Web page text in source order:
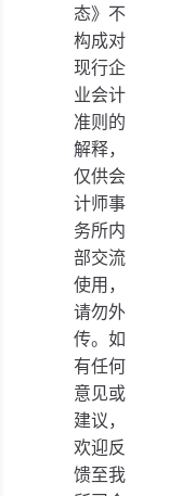
态》不
构成对
现行企
业会计
准则的
解释，
仅供会
计师事
务所内
部交流
使用，
请勿外
传。如
有任何
意见或
建议，
欢迎反
馈至我